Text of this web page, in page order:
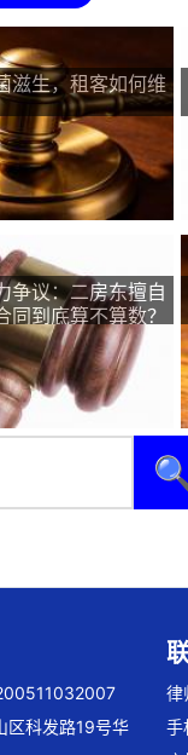
滋生，租客如何维
争议：二房东擅自
同到底算不算数？
🔍
区科发路19号华
律
手